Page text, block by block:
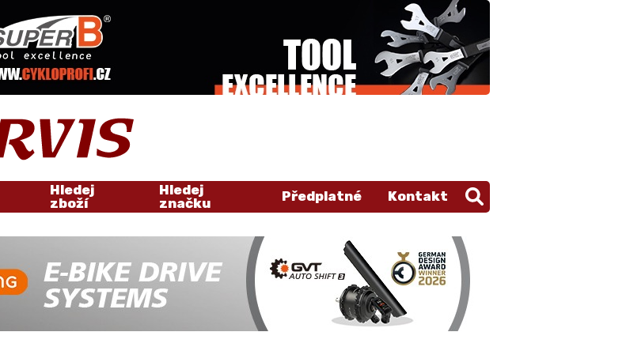
Hledej
zboží
Hledej
značku
Předplatné Kontakt